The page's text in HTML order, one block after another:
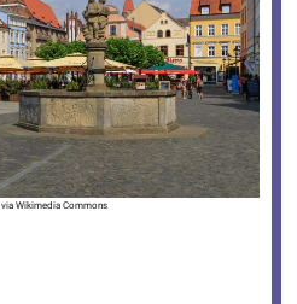
via Wikimedia Commons